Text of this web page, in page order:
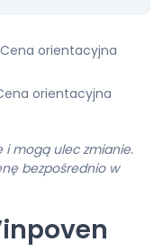
Cena orientacyjna
orientacyjna
i mogą ulec zmianie.
bezpośrednio w